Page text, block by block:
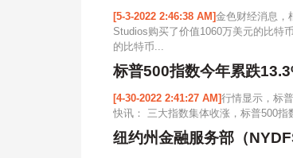
[5-3-2022 2:46:38 AM]金色财经消息，
Studios购买了价值1060万美元的比特
的比特币...
标普500指数今年累跌
[4-30-2022 2:41:27 AM]行情显示，标
快讯： 三大指数集体收涨，标普500
纽约州金融服务部（